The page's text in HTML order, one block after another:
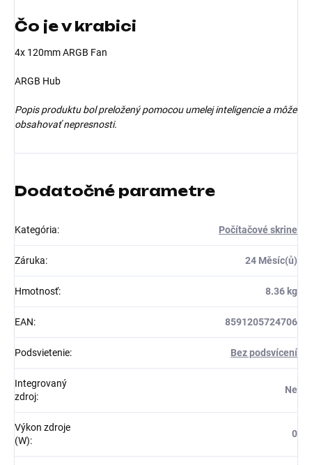
Čo je v krabici
4x 120mm ARGB Fan
ARGB Hub
Popis produktu bol preložený pomocou umelej inteligencie a môže
obsahovať nepresnosti.
Dodatočné parametre
Kategória: Počítačové skrine
Záruka: 24 Měsíc(ů)
Hmotnosť: 8.36 kg
EAN: 8591205724706
Podsvietenie: Bez podsvícení
Integrovaný
zdroj:
Ne
Výkon zdroje
(W):
0